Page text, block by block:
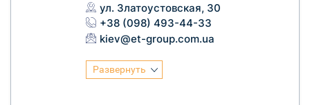
ул. Златоустовская, 30
+38 (098) 493-44-33
kiev@et-group.com.ua
Развернуть